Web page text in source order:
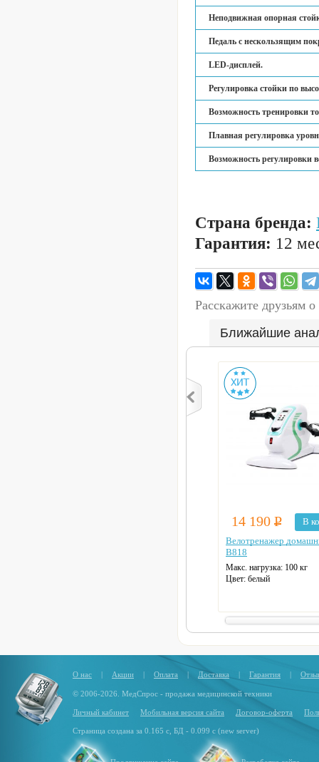
Неподвижная опорная
Педаль с нескользящим
LED-дисплей.
Регулировка стойки по
Возможность тренировки
Плавная регулировка
Возможность регулировки
Страна бренда:
Гарантия: 12
Расскажите друзьям
Ближайшие
14 190 Р
В
Велотренажер
B818
Макс. нагрузка: 100 кг
Цвет: белый
О нас | Акции | Оплата | Доставка | Гарантия |
© 2006-2026. МедСпрос - продажа медицинской техники
Личный кабинет Мобильная версия сайта Договор-оферта
Страница создана за 0.165 с, БД - 0.099 с (new server)